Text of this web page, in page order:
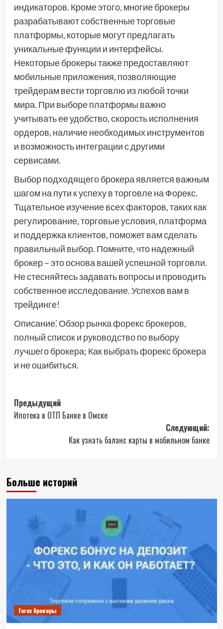
индикаторов. Кроме этого, многие брокеры
разрабатывают собственные торговые
платформы, которые могут предлагать
уникальные функции и интерфейсы.
Некоторые брокеры также предоставляют
мобильные приложения, позволяющие
трейдерам вести торговлю из любой точки
мира. При выборе платформы важно
учитывать ее удобство, скорость исполнения
ордеров, наличие необходимых инструментов
и возможность интеграции с другими
сервисами.
Выбор подходящего брокера является важным
шагом на пути к успеху в торговле на Форекс.
Тщательное изучение всех факторов, таких как
регулирование, торговые условия, платформа
и поддержка клиентов, поможет вам сделать
правильный выбор. Помните, что надежный
брокер – это основа вашей успешной торговли.
Не стесняйтесь задавать вопросы и проводить
собственное исследование. Успехов вам в
трейдинге!
Описание⁚ Обзор рынка форекс брокеров,
полный список и руководство по выбору
лучшего брокера; Как выбрать форекс брокера
и не ошибиться.
Навигация
записи
Предыдущий
Ипотека в ОТП Банке в Омске
Следующий:
Как узнать баланс карты в мобильном банке
Больше историй
Forex брокеры